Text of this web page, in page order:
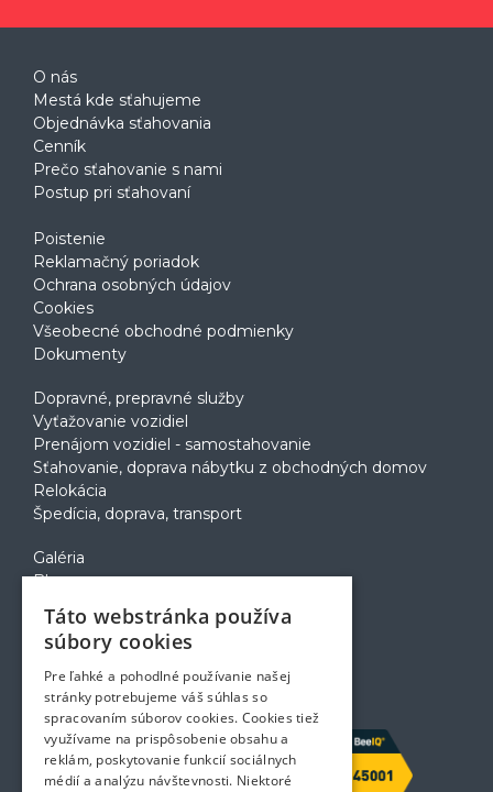
O nás
Mestá kde sťahujeme
Objednávka sťahovania
Cenník
Prečo sťahovanie s nami
Postup pri sťahovaní
Poistenie
Reklamačný poriadok
Ochrana osobných údajov
Cookies
Všeobecné obchodné podmienky
Dokumenty
Dopravné, prepravné služby
Vyťažovanie vozidiel
Prenájom vozidiel - samostahovanie
Sťahovanie, doprava nábytku z obchodných domov
Relokácia
Špedícia, doprava, transport
Galéria
Blog
Voľné pozície
Zapožičanie krabíc
Rady a tipy pri sťahovaní
Prepravný poriadok
Kontakt
Táto webstránka používa
súbory cookies
Pre ľahké a pohodlné používanie našej
stránky potrebujeme váš súhlas so
spracovaním súborov cookies. Cookies tiež
využívame na prispôsobenie obsahu a
reklám, poskytovanie funkcií sociálnych
médií a analýzu návštevnosti. Niektoré